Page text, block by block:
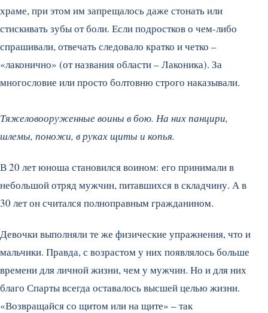
храме, при этом им запрещалось даже стонать или
стискивать зубы от боли. Если подростков о чем-либо
спрашивали, отвечать следовало кратко и четко –
«лаконично» (от названия области – Лаконика). За
многословие или просто болтовню строго наказывали.
Тяжеловооруженные воины в бою. На них панцири,
шлемы, поножи, в руках щиты и копья.
В 20 лет юноша становился воином: его принимали в
небольшой отряд мужчин, питавшихся в складчину. А в
30 лет он считался полноправным гражданином.
Девочки выполняли те же физические упражнения, что и
мальчики. Правда, с возрастом у них появлялось больше
времени для личной жизни, чем у мужчин. Но и для них
благо Спарты всегда оставалось высшей целью жизни.
«Возвращайся со щитом или на щите» – так